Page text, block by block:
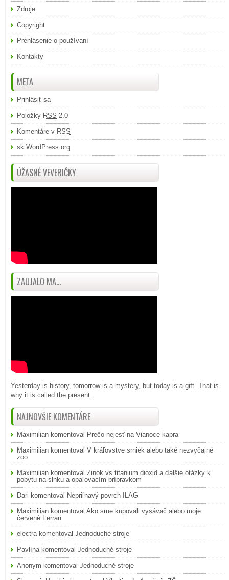
Zdroje
Copyright
Prehlásenie o používaní
Kontakty
META
Prihlásiť sa
Položky RSS 2.0
Komentáre v RSS
sk.WordPress.org
ÚŽASNÉ VEVERIČKY
ZAUJALO MA...
Yesterday is history, tomorrow is a mystery, but today is a gift. That is
why it is called the present.
NAJNOVŠIE KOMENTÁRE
Maximilian komentoval Prečo nejesť na Vianoce kapra
Maximilian komentoval V kráľovstve srniek alebo také nezvyčajné
zoo
Maximilian komentoval Zinok vs titanium dioxid a ďalšie otázky k
pobytu na slnku a opaľovacím prípravkom
Dari komentoval Nepriľnavý povrch ILAG
Maximilian komentoval Ako sme kupovali vysávač alebo moje
červené Ferrari
electra komentoval Jednoduché stroje
Pavlína komentoval Jednoduché stroje
Anonym komentoval Jednoduché stroje